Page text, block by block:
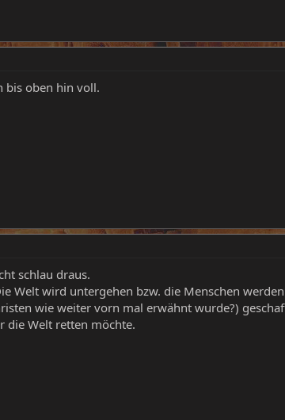
bis oben hin voll.
schlau draus.
Welt wird untergehen bzw. die Menschen
wie weiter vorn mal erwähnt wurde?)
die Welt retten möchte.